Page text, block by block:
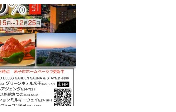
2023年の記事
2022年の記事
2021年の記事
2020年の記事
2019年の記事
2018年の記事
2017年の記事
2016年の記事